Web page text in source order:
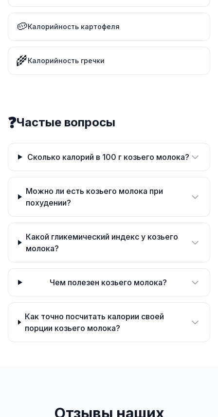
🥔Калорийность картофеля
🌾Калорийность гречки
❓Частые вопросы
Сколько калорий в 100 г козьего молока?
Можно ли есть козьего молока при
похудении?
Какой гликемический индекс у козьего
молока?
Чем полезен козьего молока?
Как точно посчитать калории своей
порции козьего молока?
Отзывы наших